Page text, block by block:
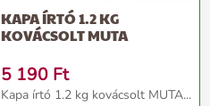
KAPA ÍRTÓ 1.2 KG
KOVÁCSOLT MUTA
5 190 Ft
Kapa írtó 1.2 kg kovácsolt MUTA...